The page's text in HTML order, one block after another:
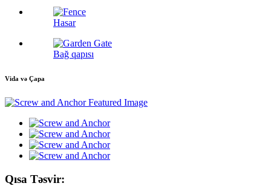
Hasar
Bağ qapısı
Vida və Çapa
Qısa Təsvir: